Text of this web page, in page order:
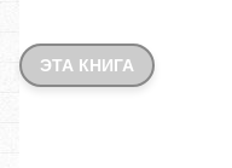
ЭТА КНИГА